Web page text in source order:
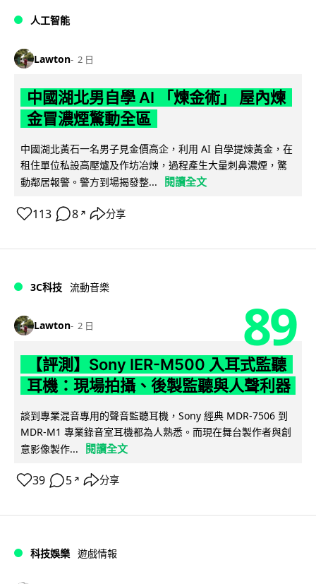
人工智能
Lawton 2 日
中國湖北男自學 AI 「煉金術」 屋內煉
金冒濃煙驚動全區
中國湖北黃石一名男子見金價高企，利用 AI 自學提煉黃金，在
租住單位私設高壓爐及作坊冶煉，過程產生大量刺鼻濃煙，驚
動鄰居報警。警方到場揭發整...
閱讀全文
113 8 ↗ 分享
3C科技 流動音樂
Lawton 2 日 89
【評測】Sony IER-M500 入耳式監聽
耳機：現場拍攝、後製監聽與人聲利器
談到專業混音專用的聲音監聽耳機，Sony 經典 MDR-7506 到
MDR-M1 專業錄音室耳機都為人熟悉。而現在舞台製作者與創
意影像製作...
閱讀全文
39 5 ↗ 分享
科技娛樂 遊戲情報